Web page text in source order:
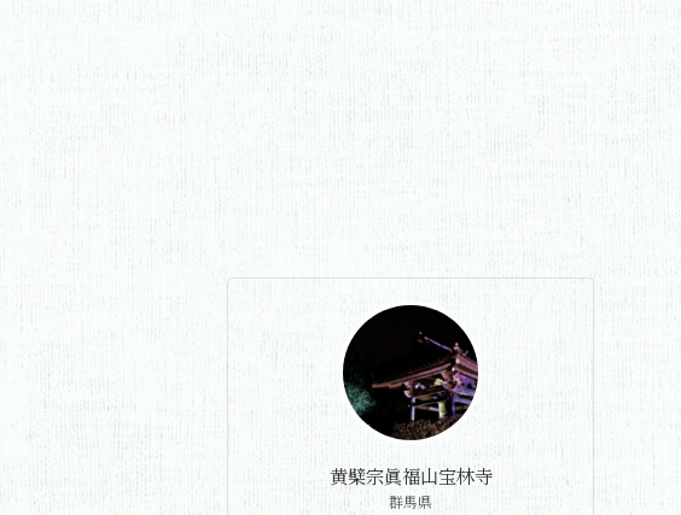
黄檗宗眞福山宝林寺
群馬県